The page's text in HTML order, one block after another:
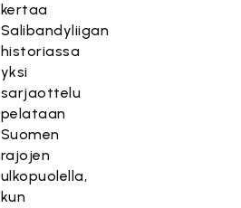
kertaa
Salibandyliigan
historiassa
yksi
sarjaottelu
pelataan
Suomen
rajojen
ulkopuolella,
kun